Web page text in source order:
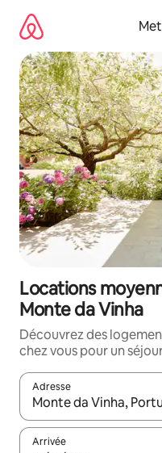
directement
contenu
Locations
Monte da Vinha
Découvrez des
chez vous pour un
Adresse
Lorsque les résultats
Arrivée